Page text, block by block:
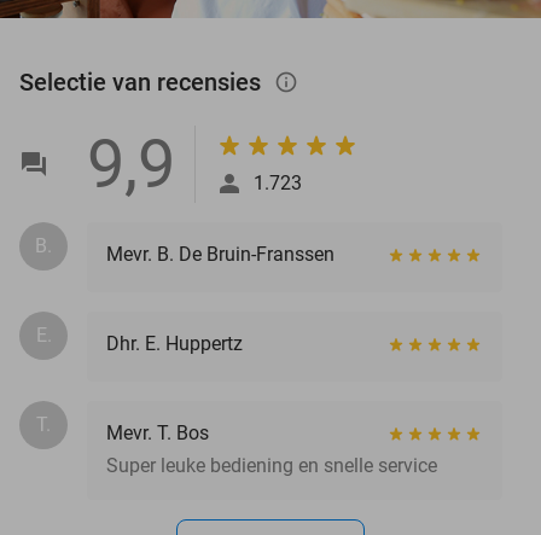
Selectie van recensies info_outlined
9,9 1.723
B. Mevr. B. De Bruin-Franssen
E. Dhr. E. Huppertz
T.
Mevr. T. Bos
Super leuke bediening en snelle service